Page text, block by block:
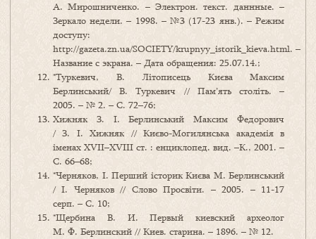
А. Мирошниченко. – Электрон. текст. даннные. –
Зеркало недели. – 1998. – №3 (17-23 янв.). – Режим
доступу:
http://gazeta.zn.ua/SOCIETY/krupnyy_istorik_kieva.html. –
Название с экрана. – Дата обращения: 25.07.14.;
*Туркевич, В. Літописець Києва Максим
Берлинський/ В. Туркевич // Пам’ять століть. –
2005. – № 2. – С. 72–76;
Хижняк З. І. Берлинський Максим Федорович
/ З. І. Хижняк // Києво-Могилянська академія в
іменах ХVII–XVIII ст. : енциклопед. вид. –К., 2001. –
С. 66–68;
*Черняков, І. Перший історик Києва М. Берлинський
/ І. Черняков // Слово Просвіти. – 2005. – 11-17
серп. – С. 10;
*Щербина В. И. Первый киевский археолог
М. Ф. Берлинский // Киев. старина. – 1896. – № 12.